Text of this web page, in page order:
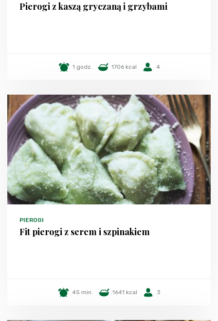
Pierogi z kaszą gryczaną i grzybami
1 godz. 1706 kcal 4
PIEROGI
Fit pierogi z serem i szpinakiem
45 min. 1641 kcal 3